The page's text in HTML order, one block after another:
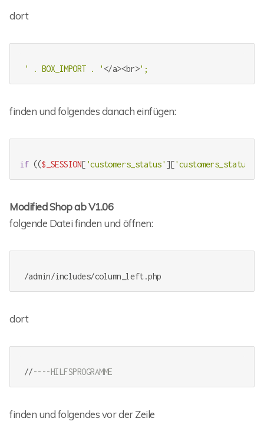
dort
' . BOX_IMPORT . ' </a><br>
finden und folgendes danach einfügen:
if (($_SESSION[ 'customers_status' ][
Modified Shop ab V1.06
folgende Datei finden und öffnen:
dort
//----HILFSPROGRAMME
finden und folgendes vor der Zeile